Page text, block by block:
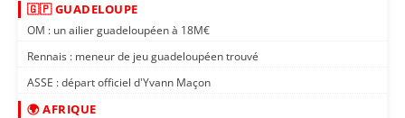
🇬🇵 GUADELOUPE
OM : un ailier guadeloupéen à 18M€
Rennais : meneur de jeu guadeloupéen trouvé
ASSE : départ officiel d'Yvann Maçon
🌍 AFRIQUE